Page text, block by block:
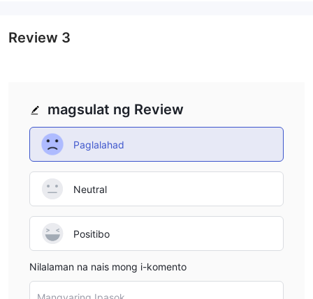
magsulat ng Review
Paglalahad
Neutral
Positibo
Nilalaman na nais mong i-komento
Review 3